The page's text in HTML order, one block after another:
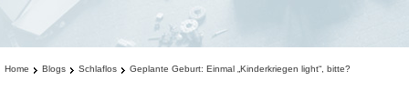
Home Blogs Schlaflos Geplante Geburt: Einmal „Kinderkriegen light“, bitte?